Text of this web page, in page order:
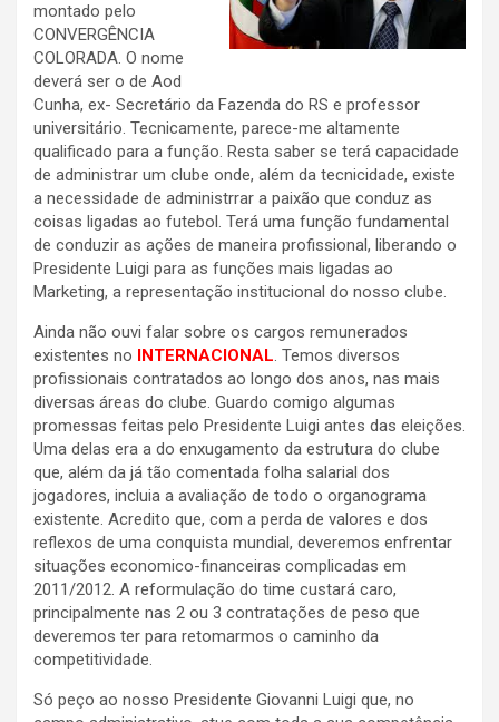
montado pelo
CONVERGÊNCIA
COLORADA. O nome
deverá ser o de Aod
Cunha, ex- Secretário da Fazenda do RS e professor
universitário. Tecnicamente, parece-me altamente
qualificado para a função. Resta saber se terá capacidade
de administrar um clube onde, além da tecnicidade, existe
a necessidade de administrrar a paixão que conduz as
coisas ligadas ao futebol. Terá uma função fundamental
de conduzir as ações de maneira profissional, liberando o
Presidente Luigi para as funções mais ligadas ao
Marketing, a representação institucional do nosso clube.
Ainda não ouvi falar sobre os cargos remunerados
existentes no INTERNACIONAL. Temos diversos
profissionais contratados ao longo dos anos, nas mais
diversas áreas do clube. Guardo comigo algumas
promessas feitas pelo Presidente Luigi antes das eleições.
Uma delas era a do enxugamento da estrutura do clube
que, além da já tão comentada folha salarial dos
jogadores, incluia a avaliação de todo o organograma
existente. Acredito que, com a perda de valores e dos
reflexos de uma conquista mundial, deveremos enfrentar
situações economico-financeiras complicadas em
2011/2012. A reformulação do time custará caro,
principalmente nas 2 ou 3 contratações de peso que
deveremos ter para retomarmos o caminho da
competitividade.
Só peço ao nosso Presidente Giovanni Luigi que, no